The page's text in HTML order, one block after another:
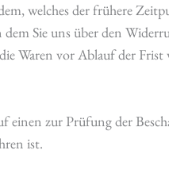
welches der frühere
Sie uns über den
Waren vor Ablauf der Frist
einen zur Prüfung der
ist.